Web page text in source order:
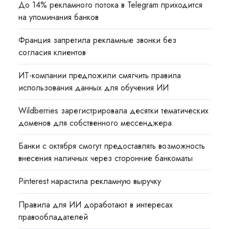
До 14% рекламного потока в Telegram приходится
на упоминания банков
Франция запретила рекламные звонки без
согласия клиентов
ИТ-компании предложили смягчить правила
использования данных для обучения ИИ
Wildberries зарегистрировала десятки тематических
доменов для собственного мессенджера
Банки с октября смогут предоставлять возможность
внесения наличных через сторонние банкоматы
Pinterest нарастила рекламную выручку
Правила для ИИ доработают в интересах
правообладателей